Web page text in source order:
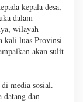
kepala desa,
dalam
wilayah
kali luas Provinsi
akan sulit
media sosial.
datang dan